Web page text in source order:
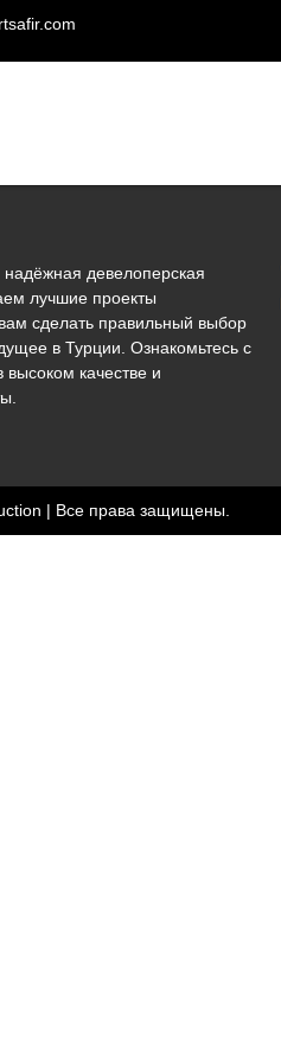
девелоперская
лучшие проекты
сделать правильный выбор
в Турции. Ознакомьтесь с
качестве и
| Все права защищены.